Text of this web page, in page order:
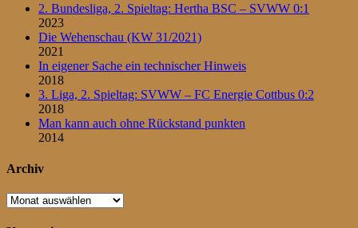
2. Bundesliga, 2. Spieltag: Hertha BSC – SVWW 0:1
2023
Die Wehenschau (KW 31/2021)
2021
In eigener Sache ein technischer Hinweis
2018
3. Liga, 2. Spieltag: SVWW – FC Energie Cottbus 0:2
2018
Man kann auch ohne Rückstand punkten
2014
Archiv
Archiv